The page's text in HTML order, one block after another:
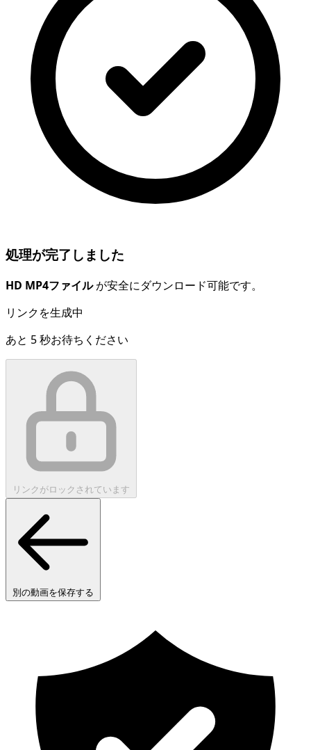
処理が完了しました
HD MP4ファイルが安全にダウンロード可能です。
リンクを生成中
あと 5秒お待ちください
リンクがロックされています
別の動画を保存する